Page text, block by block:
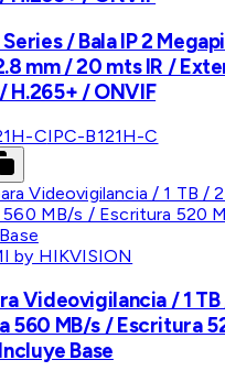
/ Bala IP 2
mm / 20 mts IR /
H.265+ / ONVIF
CIPC-B121H-C
by HIKVISION
Videovigilancia / 1
560 MB/s / Escritura
Base